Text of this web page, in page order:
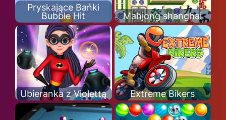
Pryskające Bańki
Bubble Hit
Mahjong shanghai
Ubieranka z Violettą Extreme Bikers